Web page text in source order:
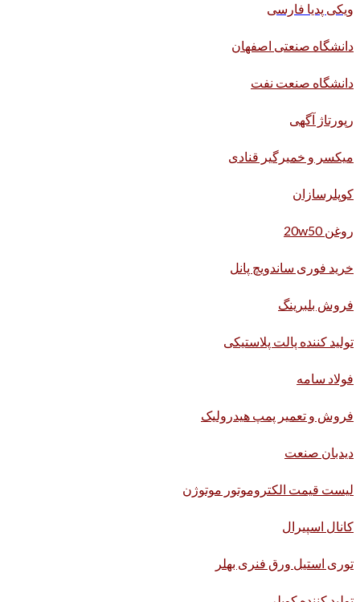
ویکی پدیا فارسی
دانشگاه صنعتی اصفهان
دانشگاه صنعت نفت
رپورتاژ آگهی
میکسر و خمیرگیر قنادی
کوپلرسازان
روغن 20w50
خرید فوری ساندویچ پانل
فروش بلبرینگ
تولید کننده پالت پلاستیکی
فولاد سامه
فروش و تعمیر پمپ هیدرولیک
دیدبان صنعت
لیست قیمت الکتروموتور موتوژن
کانال اسپیرال
توری استیل ورق فنری بهلر